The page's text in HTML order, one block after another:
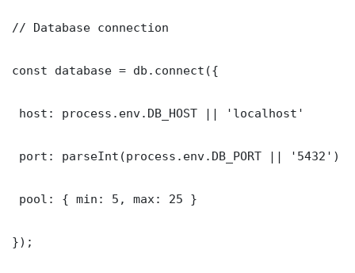
// Database connection
const database = db.connect({
host: process.env.DB_HOST || 'localhost'
port: parseInt(process.env.DB_PORT || '5432')
pool: { min: 5, max: 25 }
});